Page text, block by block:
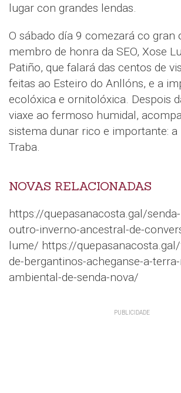
lugar con grandes lendas.
O sábado día 9 comezará co gran
membro de honra da SEO, Xose
Patiño, que falará das centos de
feitas ao Esteiro do Anllóns, e a
ecolóxica e ornitolóxica. Despois
viaxe ao fermoso humidal,
sistema dunar rico e importante: a
Traba.
NOVAS RELACIONADAS
https://quepasanacosta.gal/
outro-inverno-ancestral-de-
lume/ https://
de-bergantinos-acheganse-a-
ambiental-de-senda-nova/